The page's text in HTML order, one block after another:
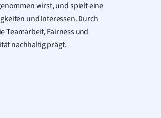
wirst, und spielt eine
und Interessen. Durch
Teamarbeit, Fairness und
nachhaltig prägt.